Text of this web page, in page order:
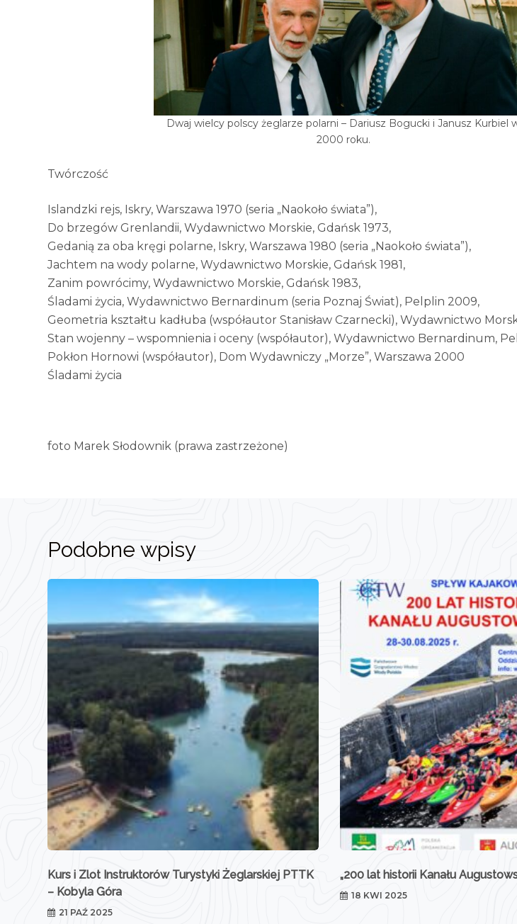
Dwaj wielcy polscy żeglarze polarni – Dariusz Bogucki i Janusz Kurbiel
2000 roku.
Twórczość
Islandzki rejs, Iskry, Warszawa 1970 (seria „Naokoło świata”),
Do brzegów Grenlandii, Wydawnictwo Morskie, Gdańsk 1973,
Gedanią za oba kręgi polarne, Iskry, Warszawa 1980 (seria „Naokoło świata”),
Jachtem na wody polarne, Wydawnictwo Morskie, Gdańsk 1981,
Zanim powrócimy, Wydawnictwo Morskie, Gdańsk 1983,
Śladami życia, Wydawnictwo Bernardinum (seria Poznaj Świat), Pelplin 2009,
Geometria kształtu kadłuba (współautor Stanisław Czarnecki), Wydawnictwo
Stan wojenny – wspomnienia i oceny (współautor), Wydawnictwo Bernardinum,
Pokłon Hornowi (współautor), Dom Wydawniczy „Morze”, Warszawa 2000
Śladami życia
foto Marek Słodownik (prawa zastrzeżone)
Podobne wpisy
Kurs i Zlot Instruktorów Turystyki Żeglarskiej PTTK
– Kobyla Góra
21 PAŹ 2025
„200 lat historii Kanału
18 KWI 2025